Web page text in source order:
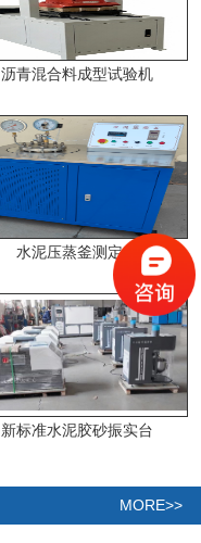
沥青混合料成型试验机
水泥压蒸釜测定仪
新标准水泥胶砂振实台
MORE>>